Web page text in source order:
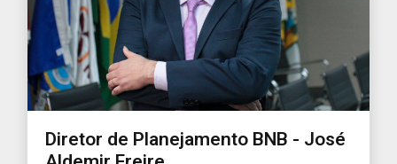
Diretor de Planejamento BNB - José